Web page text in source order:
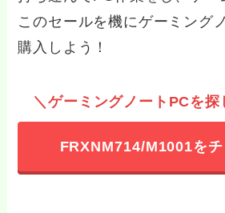
このセールを機にゲーミング
購入しよう！
＼ゲーミングノートPCを探
FRXNM714/M1001を